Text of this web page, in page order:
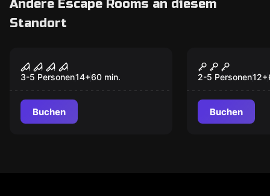
Andere Escape Rooms an diesem
Standort
Der Kannibale
3-5 Personen14+60 min.
Buchen
Das
2-5 Personen12+
Buchen